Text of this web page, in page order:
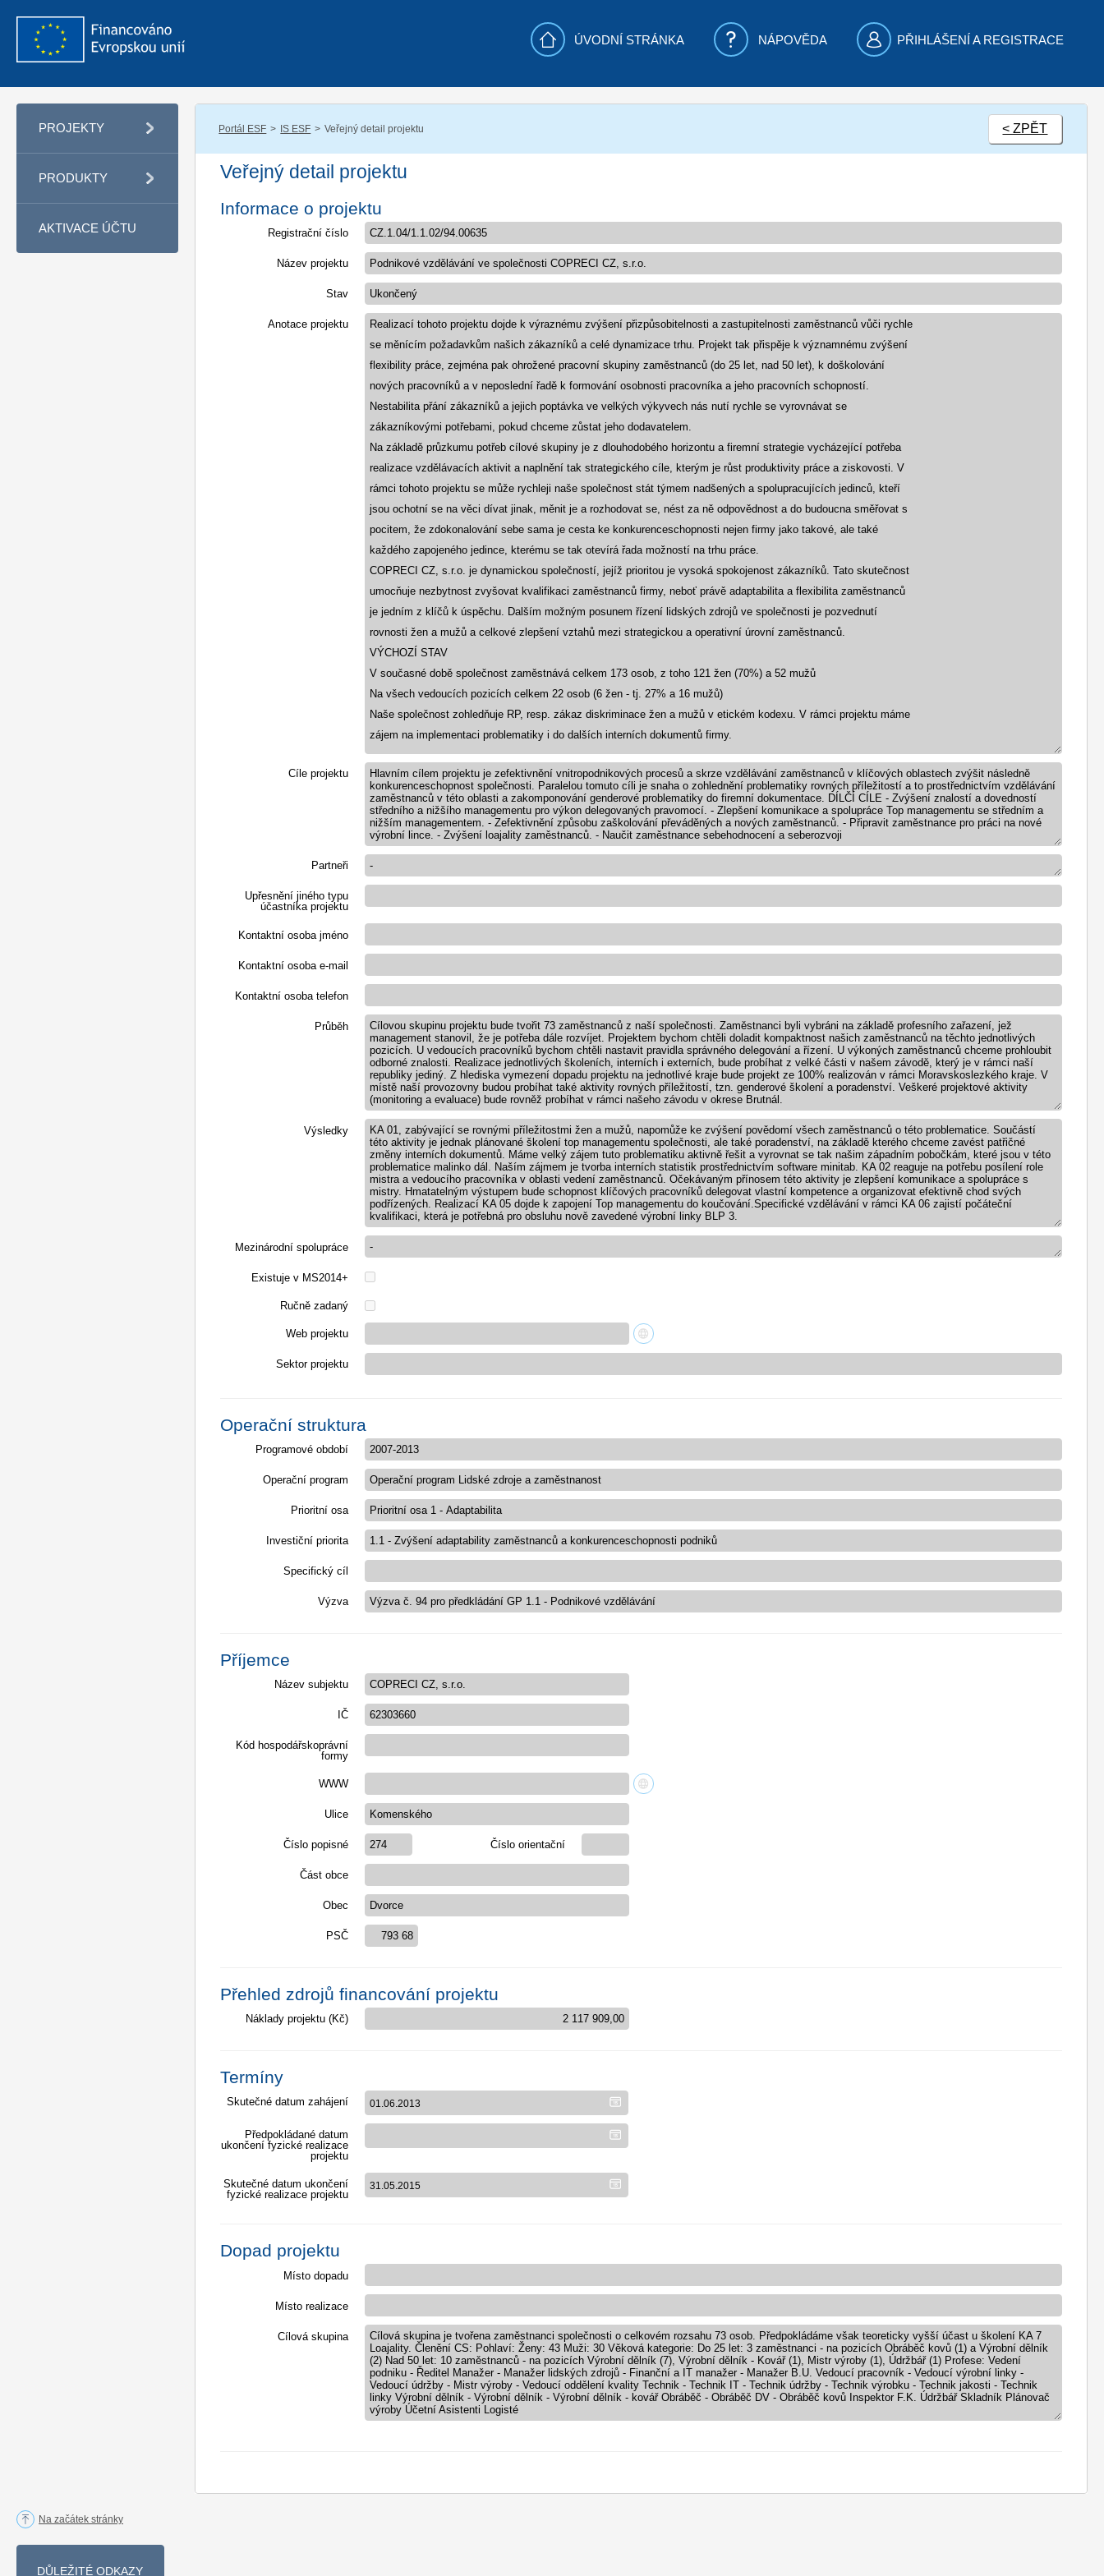
ÚVODNÍ STRÁNKA NÁPOVĚDA PŘIHLÁŠENÍ A REGISTRACE
PROJEKTY
PRODUKTY
AKTIVACE ÚČTU
Portál ESF IS ESF Veřejný detail projektu < ZPĚT
Veřejný detail projektu
Informace o projektu
Registrační číslo
Název projektu
Stav
Anotace projektu
Realizací tohoto projektu dojde k výraznému zvýšení přizpůsobitelnosti a zastupitelnosti zaměstnanců vůči rychle
se měnícím požadavkům našich zákazníků a celé dynamizace trhu. Projekt tak přispěje k významnému zvýšení
flexibility práce, zejména pak ohrožené pracovní skupiny zaměstnanců (do 25 let, nad 50 let), k doškolování
nových pracovníků a v neposlední řadě k formování osobnosti pracovníka a jeho pracovních schopností.
Nestabilita přání zákazníků a jejich poptávka ve velkých výkyvech nás nutí rychle se vyrovnávat se
zákazníkovými potřebami, pokud chceme zůstat jeho dodavatelem.
Na základě průzkumu potřeb cílové skupiny je z dlouhodobého horizontu a firemní strategie vycházející potřeba
realizace vzdělávacích aktivit a naplnění tak strategického cíle, kterým je růst produktivity práce a ziskovosti. V
rámci tohoto projektu se může rychleji naše společnost stát týmem nadšených a spolupracujících jedinců, kteří
jsou ochotní se na věci dívat jinak, měnit je a rozhodovat se, nést za ně odpovědnost a do budoucna směřovat s
pocitem, že zdokonalování sebe sama je cesta ke konkurenceschopnosti nejen firmy jako takové, ale také
každého zapojeného jedince, kterému se tak otevírá řada možností na trhu práce.
COPRECI CZ, s.r.o. je dynamickou společností, jejíž prioritou je vysoká spokojenost zákazníků. Tato skutečnost
umocňuje nezbytnost zvyšovat kvalifikaci zaměstnanců firmy, neboť právě adaptabilita a flexibilita zaměstnanců
je jedním z klíčů k úspěchu. Dalším možným posunem řízení lidských zdrojů ve společnosti je pozvednutí
rovnosti žen a mužů a celkové zlepšení vztahů mezi strategickou a operativní úrovní zaměstnanců.
VÝCHOZÍ STAV
V současné době společnost zaměstnává celkem 173 osob, z toho 121 žen (70%) a 52 mužů
Na všech vedoucích pozicích celkem 22 osob (6 žen - tj. 27% a 16 mužů)
Naše společnost zohledňuje RP, resp. zákaz diskriminace žen a mužů v etickém kodexu. V rámci projektu máme
zájem na implementaci problematiky i do dalších interních dokumentů firmy.
Cíle projektu
Hlavním cílem projektu je zefektivnění vnitropodnikových procesů a skrze vzdělávání zaměstnanců v klíčových oblastech zvýšit následně
konkurenceschopnost společnosti. Paralelou tomuto cíli je snaha o zohlednění problematiky rovných příležitostí a to prostřednictvím vzdělávání
zaměstnanců v této oblasti a zakomponování genderové problematiky do firemní dokumentace. DÍLČÍ CÍLE - Zvýšení znalostí a dovedností
středního a nižšího managementu pro výkon delegovaných pravomocí. - Zlepšení komunikace a spolupráce Top managementu se středním a
nižším managementem. - Zefektivnění způsobu zaškolování převáděných a nových zaměstnanců. - Připravit zaměstnance pro práci na nové
výrobní lince. - Zvýšení loajality zaměstnanců. - Naučit zaměstnance sebehodnocení a seberozvoji
Partneři -
Upřesnění jiného typu
účastníka projektu
Kontaktní osoba jméno
Kontaktní osoba e-mail
Kontaktní osoba telefon
Průběh
Cílovou skupinu projektu bude tvořit 73 zaměstnanců z naší společnosti. Zaměstnanci byli vybráni na základě profesního zařazení, jež
management stanovil, že je potřeba dále rozvíjet. Projektem bychom chtěli doladit kompaktnost našich zaměstnanců na těchto jednotlivých
pozicích. U vedoucích pracovníků bychom chtěli nastavit pravidla správného delegování a řízení. U výkoných zaměstnanců chceme prohloubit
odborné znalosti. Realizace jednotlivých školeních, interních i externích, bude probíhat z velké části v našem závodě, který je v rámci naší
republiky jediný. Z hlediska vymezení dopadu projektu na jednotlivé kraje bude projekt ze 100% realizován v rámci Moravskoslezkého kraje. V
místě naší provozovny budou probíhat také aktivity rovných příležitostí, tzn. genderové školení a poradenství. Veškeré projektové aktivity
(monitoring a evaluace) bude rovněž probíhat v rámci našeho závodu v okrese Brutnál.
Výsledky
KA 01, zabývající se rovnými příležitostmi žen a mužů, napomůže ke zvýšení povědomí všech zaměstnanců o této problematice. Součástí
této aktivity je jednak plánované školení top managementu společnosti, ale také poradenství, na základě kterého chceme zavést patřičné
změny interních dokumentů. Máme velký zájem tuto problematiku aktivně řešit a vyrovnat se tak našim západním pobočkám, které jsou v této
problematice malinko dál. Naším zájmem je tvorba interních statistik prostřednictvím software minitab. KA 02 reaguje na potřebu posílení role
mistra a vedoucího pracovníka v oblasti vedení zaměstnanců. Očekávaným přínosem této aktivity je zlepšení komunikace a spolupráce s
mistry. Hmatatelným výstupem bude schopnost klíčových pracovníků delegovat vlastní kompetence a organizovat efektivně chod svých
podřízených. Realizací KA 05 dojde k zapojení Top managementu do koučování.Specifické vzdělávání v rámci KA 06 zajistí počáteční
kvalifikaci, která je potřebná pro obsluhu nově zavedené výrobní linky BLP 3.
Mezinárodní spolupráce -
Existuje v MS2014+
Ručně zadaný
Web projektu
Sektor projektu
Operační struktura
Programové období
Operační program
Prioritní osa
Investiční priorita
Specifický cíl
Výzva
Příjemce
Název subjektu
IČ
Kód hospodářskoprávní
formy
WWW
Ulice
Číslo popisné Číslo orientační
Část obce
Obec
PSČ
Přehled zdrojů financování projektu
Náklady projektu (Kč)
Termíny
Skutečné datum zahájení
Předpokládané datum
ukončení fyzické realizace
projektu
Skutečné datum ukončení
fyzické realizace projektu
Dopad projektu
Místo dopadu
Místo realizace
Cílová skupina
Cílová skupina je tvořena zaměstnanci společnosti o celkovém rozsahu 73 osob. Předpokládáme však teoreticky vyšší účast u školení KA 7
Loajality. Členění CS: Pohlaví: Ženy: 43 Muži: 30 Věková kategorie: Do 25 let: 3 zaměstnanci - na pozicích Obráběč kovů (1) a Výrobní dělník
(2) Nad 50 let: 10 zaměstnanců - na pozicích Výrobní dělník (7), Výrobní dělník - Kovář (1), Mistr výroby (1), Údržbář (1) Profese: Vedení
podniku - Ředitel Manažer - Manažer lidských zdrojů - Finanční a IT manažer - Manažer B.U. Vedoucí pracovník - Vedoucí výrobní linky -
Vedoucí údržby - Mistr výroby - Vedoucí oddělení kvality Technik - Technik IT - Technik údržby - Technik výrobku - Technik jakosti - Technik
linky Výrobní dělník - Výrobní dělník - Výrobní dělník - kovář Obráběč - Obráběč DV - Obráběč kovů Inspektor F.K. Údržbář Skladník Plánovač
výroby Účetní Asistenti Logisté
Na začátek stránky
DŮLEŽITÉ ODKAZY